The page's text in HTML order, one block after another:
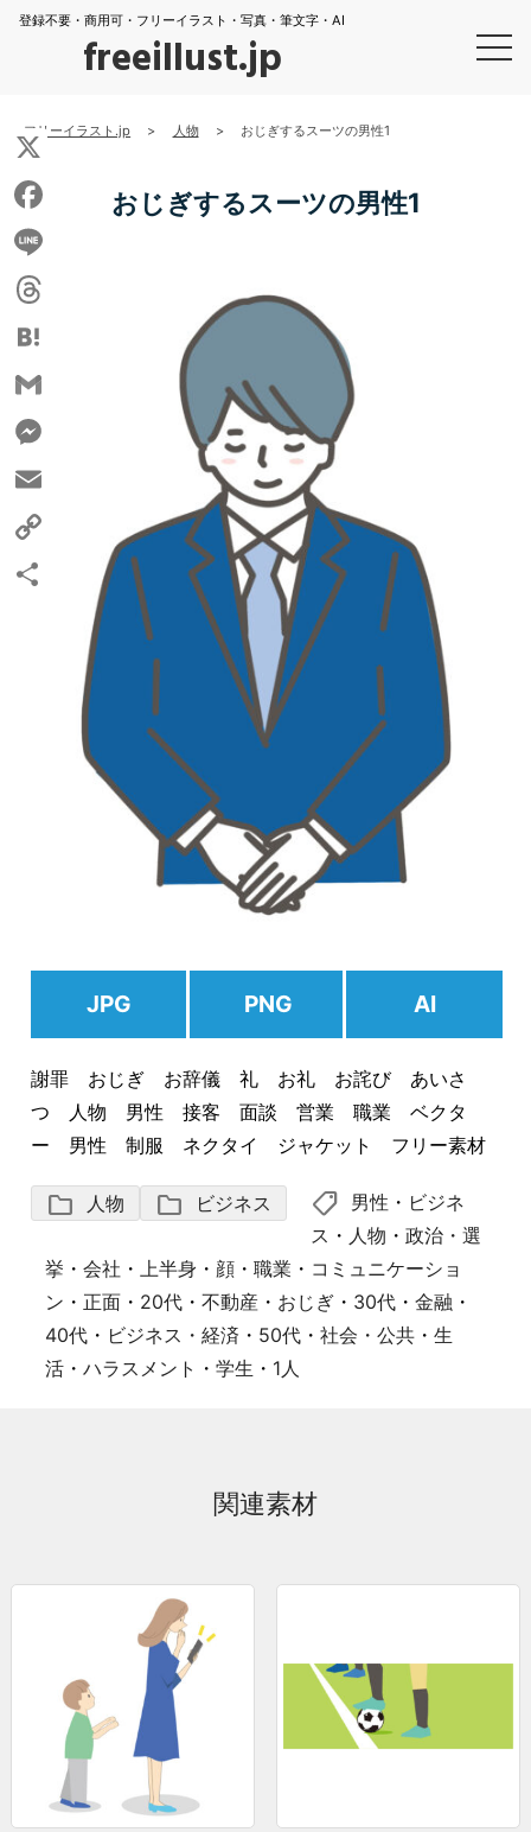
登録不要・商用可・フリーイラスト・写真・筆文字・AI
freeillust.jp
フリーイラスト.jp > 人物 > おじぎするスーツの男性1
おじぎするスーツの男性1
JPG PNG AI
謝罪 おじぎ お辞儀 礼 お礼 お詫び あいさ
つ 人物 男性 接客 面談 営業 職業 ベクタ
ー 男性 制服 ネクタイ ジャケット フリー素材
folder 人物 folder ビジネス shoppingmode 男性 ・ ビジネ
ス ・ 人物 ・政治・選
挙 ・ 会社 ・ 上半身 ・ 顔・ 職業 ・ コミュニケーショ
ン ・ 正面・ 20代・ 不動産・ おじぎ・ 30代・ 金融 ・
40代・ ビジネス・経済 ・ 50代・ 社会・公共・ 生
活・ ハラスメント ・ 学生 ・ 1人
関連素材
X
Facebook
Line
Threads
Hatena
Gmail
Messenger
Email
Copy